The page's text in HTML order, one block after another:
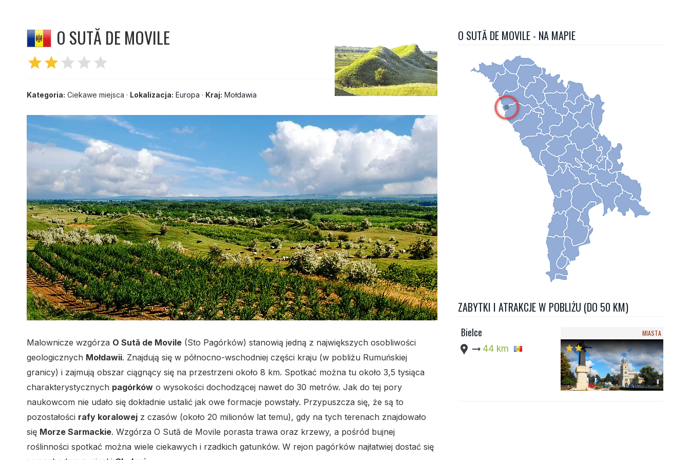
O SUTĂ DE MOVILE
starstar star star star
Kategoria: Ciekawe miejsca · Lokalizacja: Europa · Kraj: Mołdawia
Malownicze wzgórza O Sută de Movile (Sto Pagórków) stanowią jedną z największych osobliwości
geologicznych Mołdawii. Znajdują się w północno-wschodniej części kraju (w pobliżu Rumuńskiej
granicy) i zajmują obszar ciągnący się na przestrzeni około 8 km. Spotkać można tu około 3,5 tysiąca
charakterystycznych pagórków o wysokości dochodzącej nawet do 30 metrów. Jak do tej pory
naukowcom nie udało się dokładnie ustalić jak owe formacje powstały. Przypuszcza się, że są to
pozostałości rafy koralowej z czasów (około 20 milionów lat temu), gdy na tych terenach znajdowało
się Morze Sarmackie. Wzgórza O Sută de Movile porasta trawa oraz krzewy, a pośród bujnej
roślinności spotkać można wiele ciekawych i rzadkich gatunków. W rejon pagórków najłatwiej dostać się
O SUTĂ DE MOVILE - NA MAPIE
ZABYTKI I ATRAKCJE W POBLIŻU (DO 50 KM)
Bielce
location_pin arrow_right_alt 44 km
MIASTA
starstar